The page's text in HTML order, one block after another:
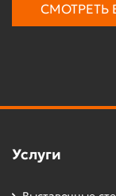
Типы
СМОТРЕТЬ
Услуги